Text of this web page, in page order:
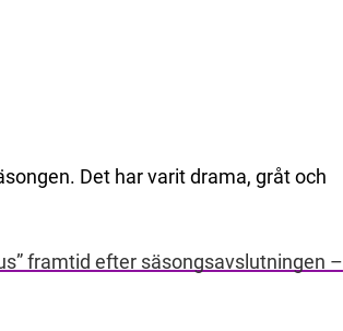
Det har varit drama, gråt och
framtid efter säsongsavslutningen –